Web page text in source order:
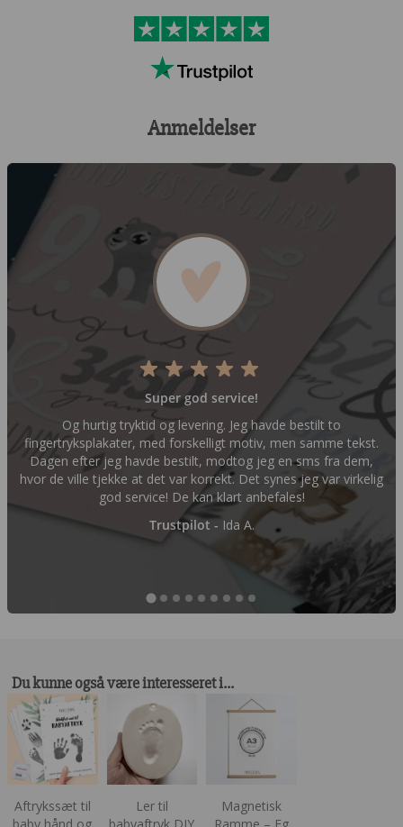
Anmeldelser
Super god service!
Og hurtig tryktid og levering. Jeg havde bestilt to
fingertryksplakater, med forskelligt motiv, men samme tekst.
Dagen efter jeg havde bestilt, modtog jeg en sms fra dem,
hvor de ville tjekke at det var korrekt. Det synes jeg var virkelig
god service! De kan klart anbefales!
Trustpilot - Ida A.
Du kunne også være interesseret i…
Aftrykssæt til
baby hånd og
Ler til
babyaftryk DIY
Magnetisk
Ramme – Eg